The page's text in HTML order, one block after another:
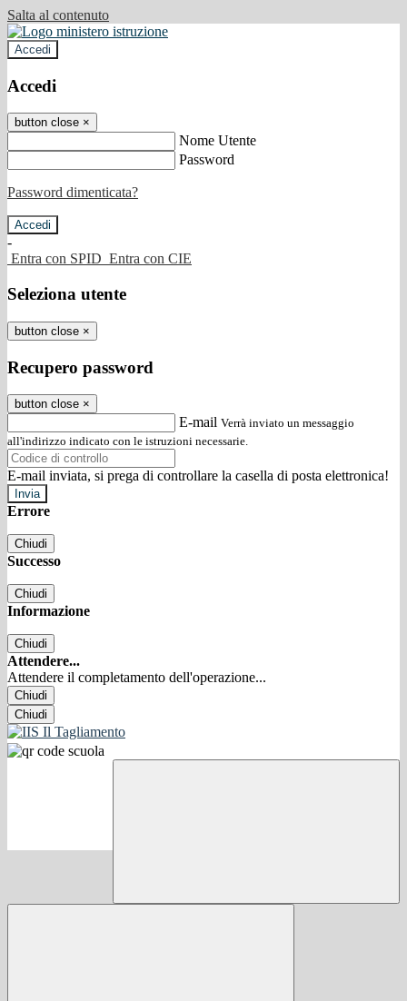
Salta al contenuto
Accedi
Accedi
button close ×
Nome Utente
Password
Password dimenticata?
-
Entra con SPID Entra con CIE
Seleziona utente
button close ×
Recupero password
button close ×
E-mail Verrà inviato un messaggio
all'indirizzo indicato con le istruzioni necessarie.
E-mail inviata, si prega di controllare la casella di posta elettronica!
Errore
Chiudi
Successo
Chiudi
Informazione
Chiudi
Attendere...
Attendere il completamento dell'operazione...
Chiudi
Chiudi